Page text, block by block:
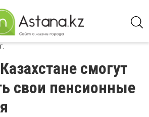
смогут
свои пенсионные